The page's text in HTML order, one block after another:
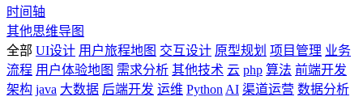
时间轴
其他思维导图
全部 UI设计 用户旅程地图 交互设计 原型规划 项目管理 业务
流程 用户体验地图 需求分析 其他技术 云 php 算法 前端开发
架构 java 大数据 后端开发 运维 Python AI 渠道运营 数据分析